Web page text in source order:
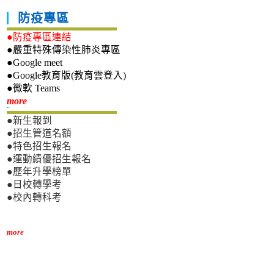
防疫專區
●防疫專區連結
●嚴重特殊傳染性肺炎專區
●Google meet
●Google教育版(教育雲登入)
●微軟 Teams
more新生專區
●新生報到
●招生管道名額
●特色招生報名
●運動績優招生報名
●歷年升學榜單
●日校轉學考
●校內轉科考
more